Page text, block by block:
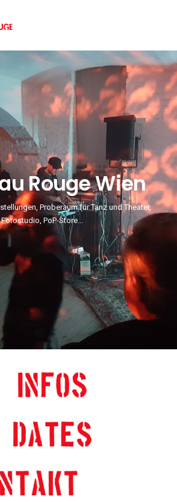
Rouge Wien
Proberaum für Tanz und Theater,
Fotostudio, PoP-Store...